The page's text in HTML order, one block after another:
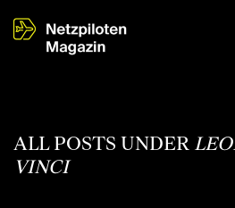
ALL POSTS UNDER
VINCI